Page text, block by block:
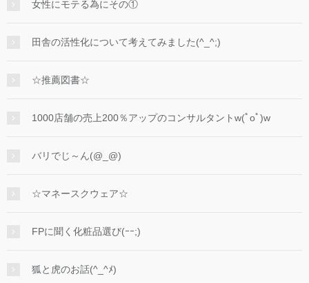
女性にモテる為にその①
田舎の活性化について考えてみました(^_^;)
☆推薦図書☆
1000店舗の売上200％アップのコンサルタントw(ﾟoﾟ)w
バリでじ～ん(@_@)
☆マネースクウェア☆
FPに聞く化粧品選び(ｰｰ;)
狐と虎のお話(^_^ﾒ)